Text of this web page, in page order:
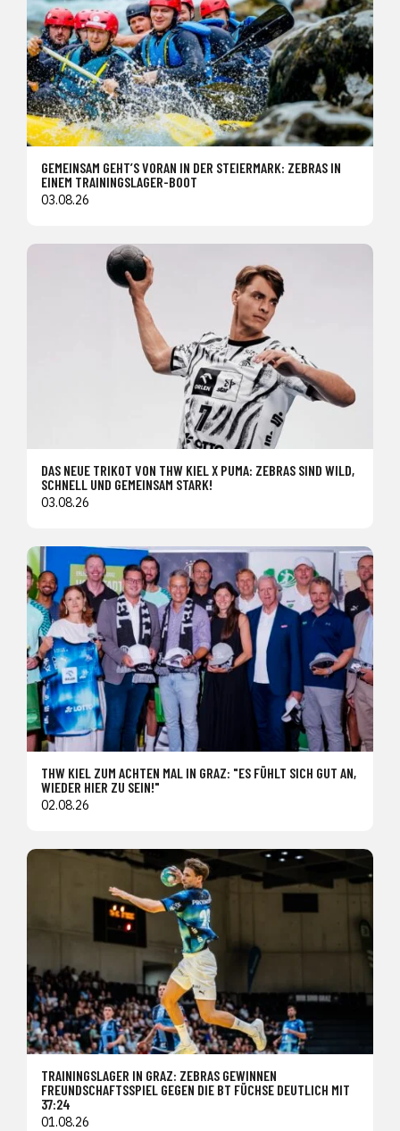
GEMEINSAM GEHT’S VORAN IN DER STEIERMARK: ZEBRAS IN
EINEM TRAININGSLAGER-BOOT
03.08.26
DAS NEUE TRIKOT VON THW KIEL X PUMA: ZEBRAS SIND WILD,
SCHNELL UND GEMEINSAM STARK!
03.08.26
THW KIEL ZUM ACHTEN MAL IN GRAZ: "ES FÜHLT SICH GUT AN,
WIEDER HIER ZU SEIN!"
02.08.26
TRAININGSLAGER IN GRAZ: ZEBRAS GEWINNEN
FREUNDSCHAFTSSPIEL GEGEN DIE BT FÜCHSE DEUTLICH MIT
37:24
01.08.26